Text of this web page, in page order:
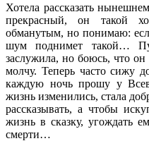
Хотела рассказать
прекрасный, он такой
обманутым, но понимаю:
шум поднимет такой…
заслужила, но боюсь, что
молчу. Теперь часто сижу
каждую ночь прошу у
жизнь изменились, стала
рассказывать, а чтобы
жизнь в сказку, угождать
смерти…